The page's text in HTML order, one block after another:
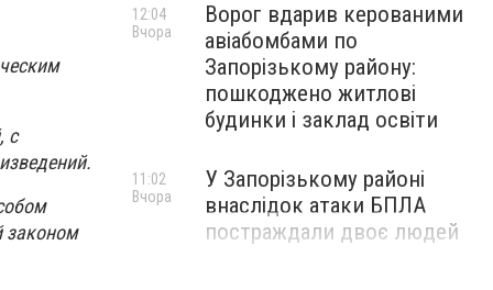
с
законом
Ворог вдарив керованими
авіабомбами по
Запорізькому району:
пошкоджено житлові
будинки і заклад освіти
12:04
Вчора
У Запорізькому районі
внаслідок атаки БПЛА
постраждали двоє людей
11:02
Вчора